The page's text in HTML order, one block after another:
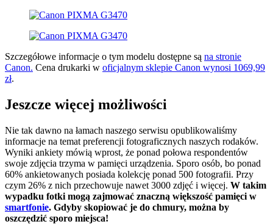
Szczegółowe informacje o tym modelu dostępne są na stronie
Canon. Cena drukarki w oficjalnym sklepie Canon wynosi 1069,99
zł.
Jeszcze więcej możliwości
Nie tak dawno na łamach naszego serwisu opublikowaliśmy
informacje na temat preferencji fotograficznych naszych rodaków.
Wyniki ankiety mówią wprost, że ponad połowa respondentów
swoje zdjęcia trzyma w pamięci urządzenia. Sporo osób, bo ponad
60% ankietowanych posiada kolekcję ponad 500 fotografii. Przy
czym 26% z nich przechowuje nawet 3000 zdjęć i więcej. W takim
wypadku fotki mogą zajmować znaczną większość pamięci w
smartfonie. Gdyby skopiować je do chmury, można by
oszczędzić sporo miejsca!